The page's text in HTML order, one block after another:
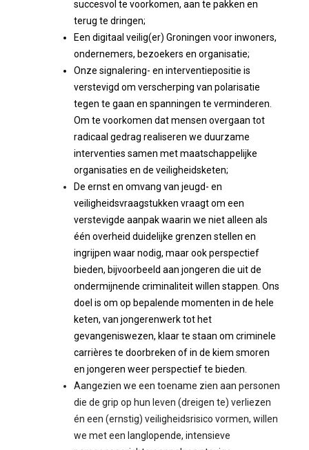
succesvol te voorkomen, aan te pakken en
terug te dringen;
Een digitaal veilig(er) Groningen voor inwoners,
ondernemers, bezoekers en organisatie;
Onze signalering- en interventiepositie is
verstevigd om verscherping van polarisatie
tegen te gaan en spanningen te verminderen.
Om te voorkomen dat mensen overgaan tot
radicaal gedrag realiseren we duurzame
interventies samen met maatschappelijke
organisaties en de veiligheidsketen;
De ernst en omvang van jeugd- en
veiligheidsvraagstukken vraagt om een
verstevigde aanpak waarin we niet alleen als
één overheid duidelijke grenzen stellen en
ingrijpen waar nodig, maar ook perspectief
bieden, bijvoorbeeld aan jongeren die uit de
ondermijnende criminaliteit willen stappen. Ons
doel is om op bepalende momenten in de hele
keten, van jongerenwerk tot het
gevangeniswezen, klaar te staan om criminele
carrières te doorbreken of in de kiem smoren
en jongeren weer perspectief te bieden.
Aangezien we een toename zien aan personen
die de grip op hun leven (dreigen te) verliezen
én een (ernstig) veiligheidsrisico vormen, willen
we met een langlopende, intensieve